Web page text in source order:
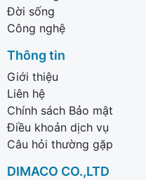
Đời sống
Công nghệ
Thông tin
Giới thiệu
Liên hệ
Chính sách Bảo mật
Điều khoản dịch vụ
Câu hỏi thường gặp
DIMACO CO.,LTD